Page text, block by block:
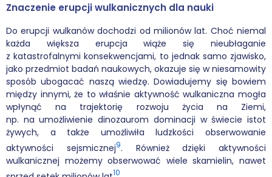
Znaczenie erupcji wulkanicznych dla nauki
Do erupcji wulkanów dochodzi od milionów lat. Choć niemal
każda większa erupcja wiąże się nieubłaganie
z katastrofalnymi konsekwencjami, to jednak samo zjawisko,
jako przedmiot badań naukowych, okazuje się w niesamowity
sposób ubogacać naszą wiedzę. Dowiadujemy się bowiem
między innymi, że to właśnie aktywność wulkaniczna mogła
wpłynąć na trajektorię rozwoju życia na Ziemi,
np. na umożliwienie dinozaurom dominacji w świecie istot
żywych, a także umożliwiła ludzkości obserwowanie
aktywności sejsmicznej9. Również dzięki aktywności
wulkanicznej możemy obserwować wiele skamielin, nawet
10